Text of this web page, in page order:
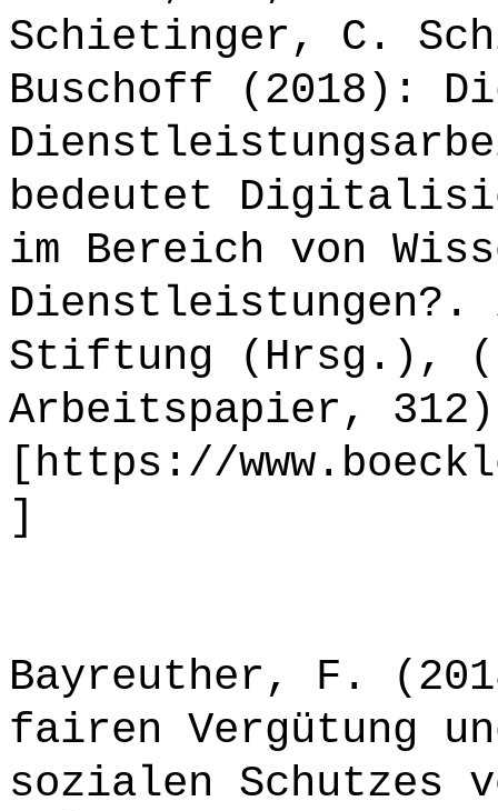
Schietinger, C.
Buschoff (2018):
bedeutet
im Bereich von
Dienstleistungen?.
Stiftung (Hrsg.),
Arbeitspapier,
[https://
]
Bayreuther, F.
fairen Vergütung
sozialen Schutzes